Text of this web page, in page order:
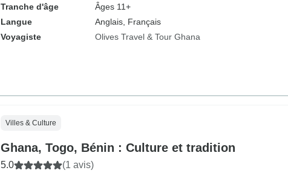
Tranche d'âge
Âges 11+
Langue
Anglais, Français
Voyagiste
Olives Travel & Tour Ghana
Villes & Culture
Ghana, Togo, Bénin : Culture et tradition
5.0 (1 avis)